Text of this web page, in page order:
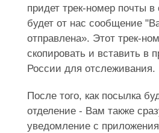
придет трек-номер почты
будет от нас сообщение
отправлена». Этот трек-
скопировать и вставить в
России для отслеживания.
После того, как посылка
отделение - Вам также
уведомление с